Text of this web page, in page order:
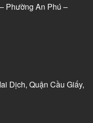
Phường An Phú –
Dịch, Quận Cầu Giấy,